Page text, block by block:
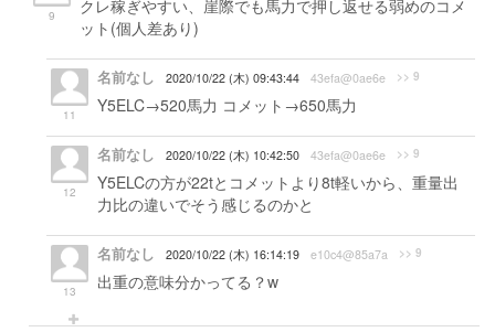
9
クレ稼ぎやすい、崖際でも馬力で押し返せる弱めのコメ
ット(個人差あり)
11
名前なし 2020/10/22 (木) 09:43:44 43efa@0ae6e >> 9
Y5ELC→520馬力 コメット→650馬力
12
名前なし 2020/10/22 (木) 10:42:50 43efa@0ae6e >> 9
Y5ELCの方が22tとコメットより8t軽いから、重量出
力比の違いでそう感じるのかと
13
名前なし 2020/10/22 (木) 16:14:19 e10c4@85a7a >> 9
出重の意味分かってる？w